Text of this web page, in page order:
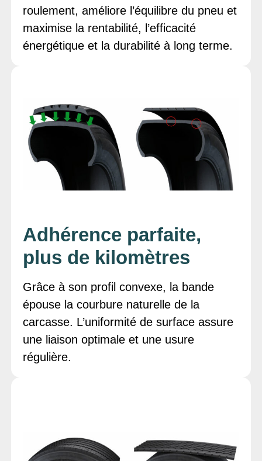
roulement, améliore l’équilibre du pneu et
maximise la rentabilité, l’efficacité
énergétique et la durabilité à long terme.
Adhérence parfaite,
plus de kilomètres
Grâce à son profil convexe, la bande
épouse la courbure naturelle de la
carcasse. L’uniformité de surface assure
une liaison optimale et une usure
régulière.